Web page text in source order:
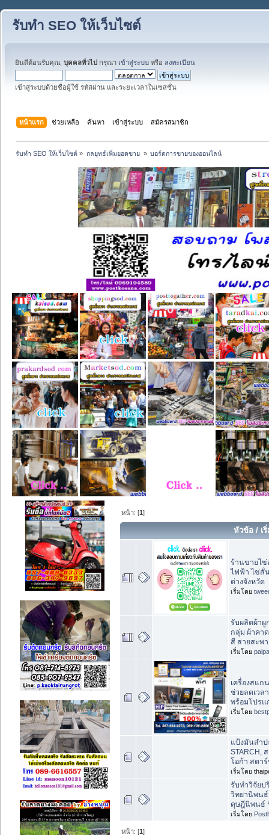
รับทำ SEO ให้เว็บไซต์
ยินดีต้อนรับคุณ, บุคคลทั่วไป กรุณา เข้าสู่ระบบ หรือ ลงทะเบียน
เข้าสู่ระบบด้วยชื่อผู้ใช้ รหัสผ่าน และระยะเวลาในเซสชั่น
หน้าแรก ช่วยเหลือ ค้นหา เข้าสู่ระบบ สมัครสมาชิก
รับทำ SEO ให้เว็บไซต์ » กลยุทธ์เพิ่มยอดขาย » บอร์ดการขายของออนไลน์
หน้า: [1]
หัวข้อ / เ
ร้านขายไ
ไฟฟ้า ไข่สั่
ต่างจังหวัด
เริ่มโดย
รับผลิตผ้าผู
กลุ่ม ผ้าคา
สี สายสะพ
เริ่มโดย
เครื่องสแก
ช่วยลดเวล
พร้อมโปรแ
เริ่มโดย
แป้งมันสำป
STARCH,
โอก้า สตาร์
เริ่มโดย
รับทำวิจัย
วิทยานิพน
ดุษฎีนิพนธ์
เริ่มโดย
หน้า: [1]